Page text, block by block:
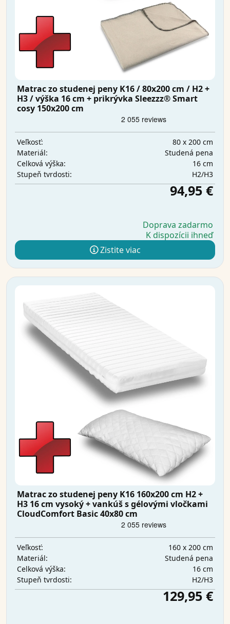
Matrac zo studenej peny K16 / 80x200 cm / H2 +
H3 / výška 16 cm + prikrývka Sleezzz® Smart
cosy 150x200 cm
Veľkosť:
80 x 200 cm
Materiál:
Studená pena
Celková výška:
16 cm
Stupeň tvrdosti:
H2/H3
94,95 €
Doprava zadarmo
K dispozícii ihneď
Zistite viac
Matrac zo studenej peny K16 160x200 cm H2 +
H3 16 cm vysoký + vankúš s gélovými vločkami
CloudComfort Basic 40x80 cm
Veľkosť:
160 x 200 cm
Materiál:
Studená pena
Celková výška:
16 cm
Stupeň tvrdosti:
H2/H3
129,95 €